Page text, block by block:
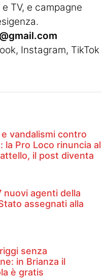
TV, e campagne
, Instagram, TikTok
vandalismi contro
la Pro Loco rinuncia al
il post diventa
nuovi agenti della
assegnati alla
senza
in Brianza il
è gratis